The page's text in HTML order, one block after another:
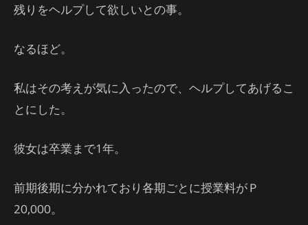
残りをヘルプして欲しいとの事。
なるほど。
私はその考えが気に入ったので、ヘルプしてあげるこ
とにした。
彼女は卒業まで1年。
前期後期に分かれており各期ごとに授業料がＰ
20,000。